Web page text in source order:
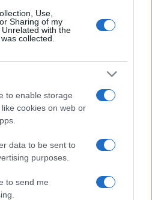
Use,
Sharing of my
with the
collected.
to enable storage
cookies on web or
data to be sent to
purposes.
to send me
ha generato un bollettino
di commenti – ha
Corato – una ragazza
sessualmente da 30
al collo sempre in
colpiti a bottigliate e
risse”. Anicolaporro.it
il caos, ieri notte,
anziché insistere sul